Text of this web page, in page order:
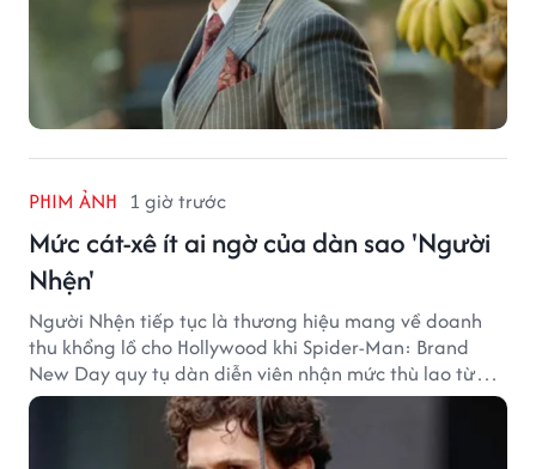
PHIM ẢNH 1 giờ trước
Mức cát-xê ít ai ngờ của dàn sao 'Người
Nhện'
Người Nhện tiếp tục là thương hiệu mang về doanh
thu khổng lồ cho Hollywood khi Spider-Man: Brand
New Day quy tụ dàn diễn viên nhận mức thù lao từ
hàng chục đến hàng trăm tỷ đồng. Thành công phòng
vé của bộ phim cũng giúp nhiều ngôi sao sở hữu khoản
thu nhập đáng mơ ước.